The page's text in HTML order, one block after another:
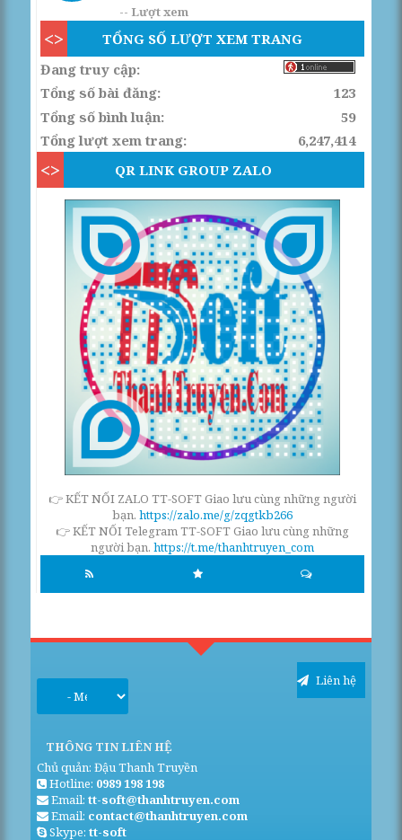
-- Lượt xem
TỔNG SỐ LƯỢT XEM TRANG
Đang truy cập:
Tổng số bài đăng:
123
Tổng số bình luận:
59
Tổng lượt xem trang:
6,247,414
QR LINK GROUP ZALO
👉 KẾT NỐI ZALO TT-SOFT Giao lưu cùng những người
bạn. https://zalo.me/g/zqgtkb266
👉 KẾT NỐI Telegram TT-SOFT Giao lưu cùng những
người bạn. https://t.me/thanhtruyen_com
Liên hệ
THÔNG TIN LIÊN HỆ
Chủ quản: Đậu Thanh Truyền
Hotline: 0989 198 198
Email:tt-soft@thanhtruyen.com
Email: contact@thanhtruyen.com
Skype:tt-soft